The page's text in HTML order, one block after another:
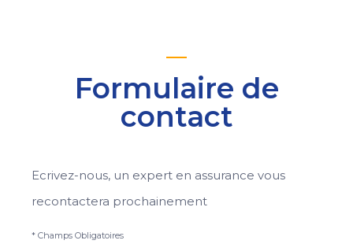
Formulaire de
contact
Ecrivez-nous, un expert en assurance vous
recontactera prochainement
* Champs Obligatoires